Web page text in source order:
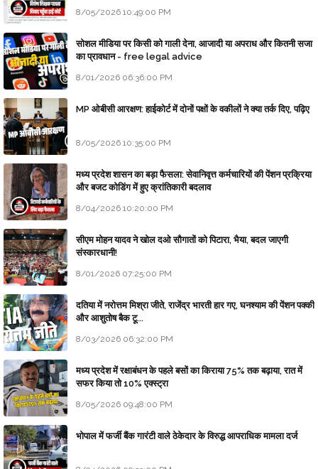
8/05/2026 10:49:00 PM
सोशल मीडिया पर किसी को गाली देना, आजादी या अपराध और कितनी सजा
का प्रावधान - free legal advice
8/01/2026 06:36:00 PM
MP ओबीसी आरक्षण: हाईकोर्ट में दोनों पक्षों के वकीलों ने क्या तर्क दिए, पढ़िए
8/05/2026 10:35:00 PM
मध्य प्रदेश शासन का बड़ा फैसला: सेवानिवृत्त कर्मचारियों की पेंशन प्रक्रिया
और बजट कोडिंग में हुए क्रांतिकारी बदलाव
8/04/2026 10:20:00 PM
सीएम मोहन यादव ने खोल दओ सौगातों को पिटारा, भैया, बदल जाएगी
संस्कारधानी!
8/01/2026 07:25:00 PM
दतिया में नरोत्तम मिश्रा जीते, राजेंद्र भारती हार गए, घनश्याम की पेंशन पक्की
और आशुतोष बैक टू...
8/03/2026 06:32:00 PM
मध्य प्रदेश में रक्षाबंधन के पहले बसों का किराया 75% तक बढ़ाया, रात में
सफर किया तो 10% एक्स्ट्रा
8/05/2026 09:48:00 PM
भोपाल में फर्जी बैंक गारंटी वाले ठेकेदार के विरुद्ध आपराधिक मामला दर्ज